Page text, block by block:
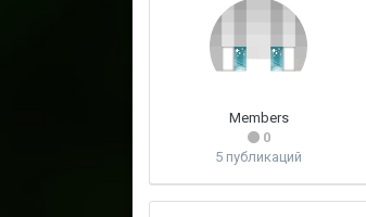
Members
0
5 публикаций